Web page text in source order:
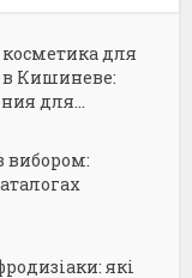
для
в Кишиневе:
для...
вибором:
які